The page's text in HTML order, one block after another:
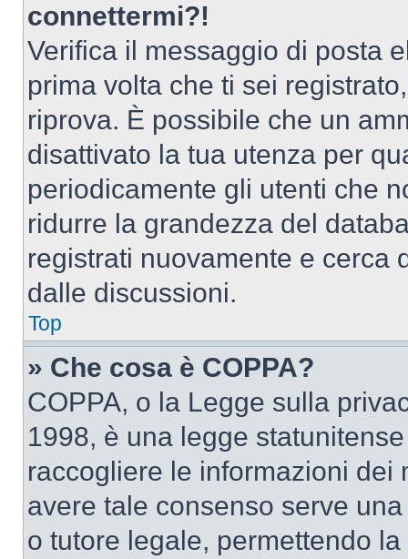
connettermi?!
Verifica il messaggio di posta
prima volta che ti sei
riprova. È possibile che un
disattivato la tua utenza per
periodicamente gli utenti che
ridurre la grandezza del
registrati nuovamente e cerca
dalle discussioni.
Top
» Che cosa è COPPA?
COPPA, o la Legge sulla
1998, è una legge
raccogliere le informazioni dei
avere tale consenso serve
o tutore legale, permettendo